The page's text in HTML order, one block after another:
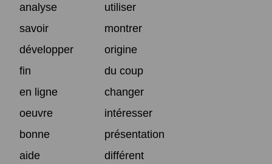
analyse
utiliser
savoir
montrer
développer
origine
fin
du coup
en ligne
changer
oeuvre
intéresser
bonne
présentation
aide
différent